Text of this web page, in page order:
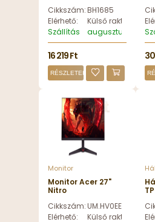
Screan - BH1685
Cikkszám:BH1685
Elérhető:
Külső raktáron
Szállítás
augusztus 13,
16 219 Ft
RÉSZLETEK
Monitor
Monitor Acer 27"
Nitro
LED - UM.HV0EE.309
Cikkszám:UM.HV0EE.309
Elérhető:
Külső raktáron
4-